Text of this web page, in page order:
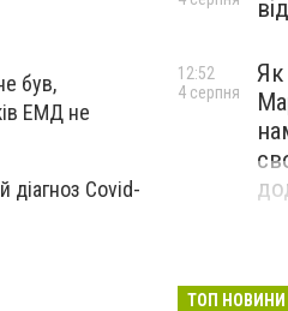
був,
ЕМД не
діагноз Covid-
Як
12:52
4 серпня
ТОП НОВИНИ